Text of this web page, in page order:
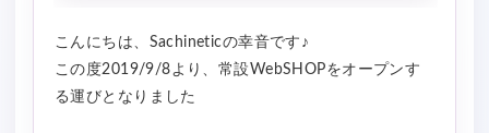
こんにちは、Sachineticの幸音です♪
この度2019/9/8より、常設WebSHOPをオープンす
る運びとなりました